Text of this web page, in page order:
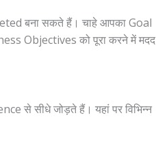
बना सकते हैं। चाहे आपका Goal
Objectives को पूरा करने में मदद
सीधे जोड़ते हैं। यहां पर विभिन्न